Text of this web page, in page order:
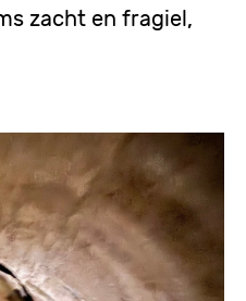
zacht en fragiel,